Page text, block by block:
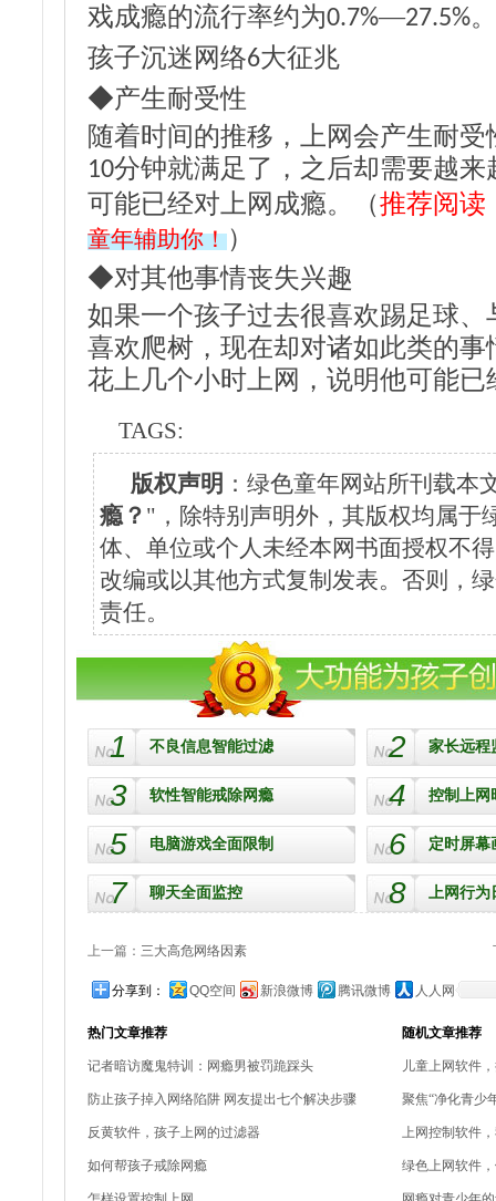
戏成瘾的流行率约为0.7%—27.5%。
孩子沉迷网络6大征兆
◆产生耐受性
随着时间的推移，上网会产生耐
10分钟就满足了，之后却需要越
可能已经对上网成瘾。（推荐阅读
童年辅助你！）
◆对其他事情丧失兴趣
如果一个孩子过去很喜欢踢足球
喜欢爬树，现在却对诸如此类的
花上几个小时上网，说明他可能已
TAGS:
版权声明 ：绿色童年网站所刊载本
瘾？ "，除特别声明外，其版权均属于
体、单位或个人未经本网书面授权不
改编或以其他方式复制发表。否则，
责任。
1 不良信息智能过滤 2 家长远程
3 软性智能戒除网瘾 4 控制上网
5 电脑游戏全面限制 6 定时屏幕
7 聊天全面监控 8 上网行为
上一篇： 三大高危网络因素
分享到： QQ空间 新浪微博 腾讯微博 人人网
热门文章推荐
记者暗访魔鬼特训：网瘾男被罚跪踩头
防止孩子掉入网络陷阱 网友提出七个解决步骤
反黄软件，孩子上网的过滤器
如何帮孩子戒除网瘾
随机文章推荐
儿童上网软件
聚焦“净化青少
上网控制软件
绿色上网软件